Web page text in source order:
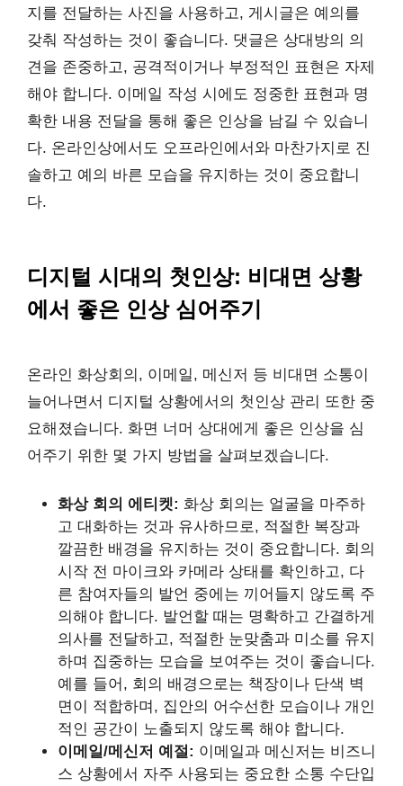
지를 전달하는 사진을 사용하고, 게시글은 예의를
갖춰 작성하는 것이 좋습니다. 댓글은 상대방의 의
견을 존중하고, 공격적이거나 부정적인 표현은 자제
해야 합니다. 이메일 작성 시에도 정중한 표현과 명
확한 내용 전달을 통해 좋은 인상을 남길 수 있습니
다. 온라인상에서도 오프라인에서와 마찬가지로 진
솔하고 예의 바른 모습을 유지하는 것이 중요합니
다.
디지털 시대의 첫인상: 비대면 상황
에서 좋은 인상 심어주기
온라인 화상회의, 이메일, 메신저 등 비대면 소통이
늘어나면서 디지털 상황에서의 첫인상 관리 또한 중
요해졌습니다. 화면 너머 상대에게 좋은 인상을 심
어주기 위한 몇 가지 방법을 살펴보겠습니다.
화상 회의 에티켓: 화상 회의는 얼굴을 마주하
고 대화하는 것과 유사하므로, 적절한 복장과
깔끔한 배경을 유지하는 것이 중요합니다. 회의
시작 전 마이크와 카메라 상태를 확인하고, 다
른 참여자들의 발언 중에는 끼어들지 않도록 주
의해야 합니다. 발언할 때는 명확하고 간결하게
의사를 전달하고, 적절한 눈맞춤과 미소를 유지
하며 집중하는 모습을 보여주는 것이 좋습니다.
예를 들어, 회의 배경으로는 책장이나 단색 벽
면이 적합하며, 집안의 어수선한 모습이나 개인
적인 공간이 노출되지 않도록 해야 합니다.
이메일/메신저 예절: 이메일과 메신저는 비즈니
스 상황에서 자주 사용되는 중요한 소통 수단입